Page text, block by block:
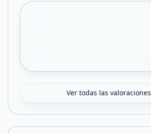
Ver todas las valoraciones